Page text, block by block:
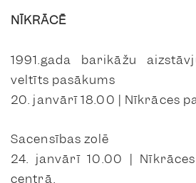
NĪKRĀCĒ
1991.gada barikāžu
veltīts pasākums
20. janvārī 18.00 | Nīkrāces
Sacensības zolē
24. janvārī 10.00 |
centrā.